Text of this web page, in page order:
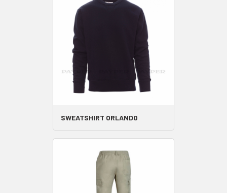
SWEATSHIRT ORLANDO